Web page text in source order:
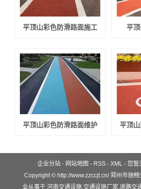
平顶山彩色防滑路面施工 平
平顶山彩色防滑路面维护 平顶
企业分站 - 网站地图 - RSS - XML - 您暂
Copyright © http://www.zzccjt.cn/ 郑州市驰
业从事于 河南交通设施,交通设施厂家,道路交